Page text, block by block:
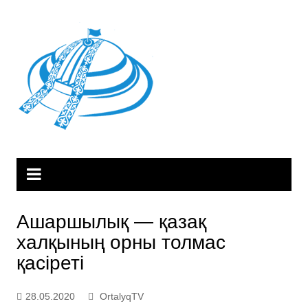
Ашаршылық — қазақ
халқының орны толмас
қасіреті
28.05.2020 OrtalyqTV